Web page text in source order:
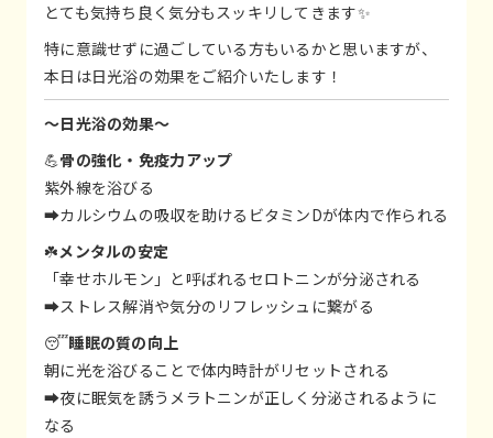
とても気持ち良く気分もスッキリしてきます✨
特に意識せずに過ごしている方もいるかと思いますが、
本日は日光浴の効果をご紹介いたします！
〜日光浴の効果〜
💪骨の強化・免疫力アップ
紫外線を浴びる
➡カルシウムの吸収を助けるビタミンDが体内で作られる
☘️メンタルの安定
「幸せホルモン」と呼ばれるセロトニンが分泌される
➡ストレス解消や気分のリフレッシュに繋がる
😴睡眠の質の向上
朝に光を浴びることで体内時計がリセットされる
➡夜に眠気を誘うメラトニンが正しく分泌されるように
なる